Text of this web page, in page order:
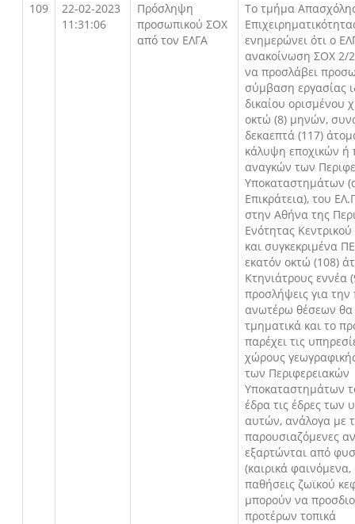
109
22-02-2023
11:31:06
Πρόσληψη
προσωπικού ΣΟΧ
από τον ΕΛΓΑ
Το τμήμα
ενημερώνει ότι ο
ανακοίνωση ΣΟΧ 2/
να προσλάβει
σύμβαση εργασίας
δικαίου ορισμένου
οκτώ (8) μηνών,
δεκαεπτά (117)
κάλυψη εποχικών ή
αναγκών των
Υποκαταστημάτων
Επικράτεια), του
στην Αθήνα της
Ενότητας
και συγκεκριμένα
εκατόν οκτώ (108)
Κτηνιάτρους εννέα
προσλήψεις για
ανωτέρω θέσεων θα
τμηματικά και το
παρέχει τις
χώρους
των Περιφερειακών
Υποκαταστημάτων
έδρα τις έδρες των
αυτών, ανάλογα με
παρουσιαζόμενες
εξαρτώνται από
(καιρικά φαινόμενα,
παθήσεις ζωϊκού
μπορούν να
προτέρων τοπικά